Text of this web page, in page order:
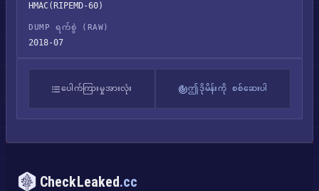
HMAC(RIPEMD-60)
DUMP ရက်စွဲ (RAW)
2018-07
ပေါက်ကြားမှုအားလုံး ဤဒိုမိန်းကို စစ်ဆေးပါ
CheckLeaked.cc